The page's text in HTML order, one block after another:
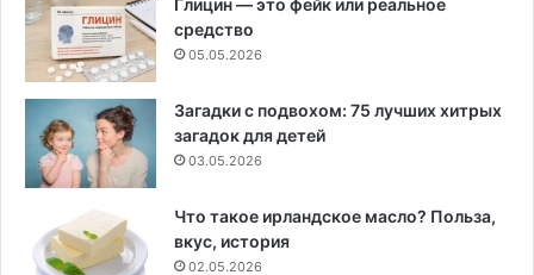
средство
05.05.2026
Загадки с подвохом: 75 лучших хитрых
загадок для детей
03.05.2026
Что такое ирландское масло? Польза,
вкус, история
02.05.2026